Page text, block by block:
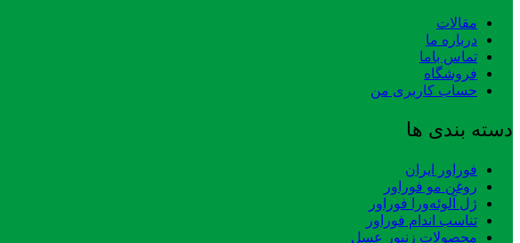
مقالات
درباره ما
تماس باما
فروشگاه
حساب کاربری من
دسته بندی ها
فوراور ایران
روغن مو فوراور
ژل آلوئه‌ورا فوراور
تناسب اندام فوراور
محصولات زنبور عسل